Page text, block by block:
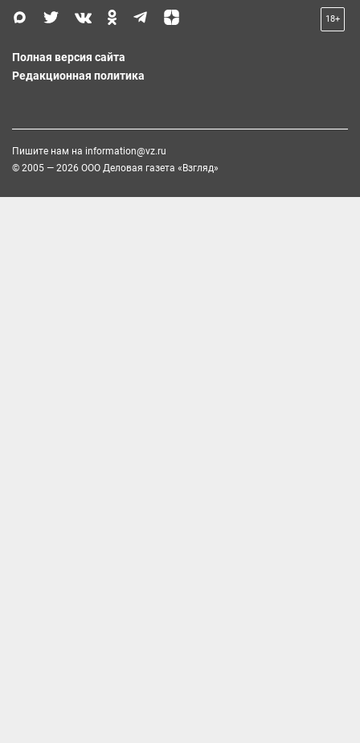
18+
Полная версия сайта
Редакционная политика
Пишите нам на information@vz.ru
© 2005 — 2026 ООО Деловая газета «Взгляд»